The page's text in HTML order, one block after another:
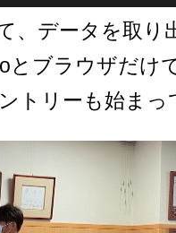
、データを取り
とブラウザだけ
トリーも始まっ